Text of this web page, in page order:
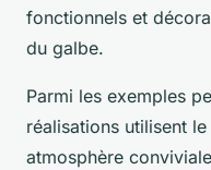
fonctionnels et
du galbe.
Parmi les exemples
réalisations utilisent
atmosphère